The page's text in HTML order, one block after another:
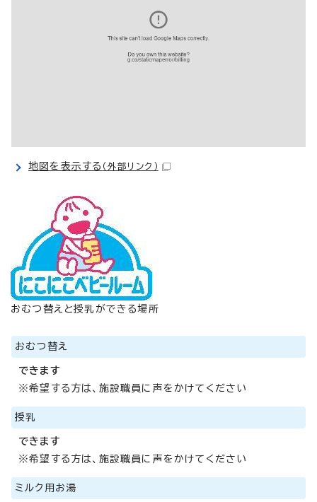
地図を表示する （外部リンク）
おむつ替えと授乳ができる場所
おむつ替え
できます
※希望する方は、施設職員に声をかけてください
授乳
できます
※希望する方は、施設職員に声をかけてください
ミルク用お湯